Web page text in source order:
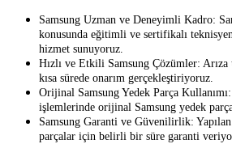
Samsung Uzman ve Deneyimli Kadro:
konusunda eğitimli ve sertifikalı
hizmet sunuyoruz.
Hızlı ve Etkili Samsung Çözümler: Arıza
kısa sürede onarım gerçekleştiriyoruz.
Orijinal Samsung Yedek Parça
işlemlerinde orijinal Samsung yedek
Samsung Garanti ve Güvenilirlik:
parçalar için belirli bir süre garanti